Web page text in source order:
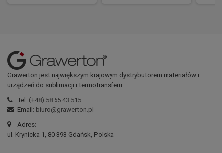
Grawerton jest największym krajowym dystrybutorem materiałów i
urządzeń do sublimacji i termotransferu.
Tel: (+48) 58 55 43 515
Email: biuro@grawerton.pl
Adres:
ul. Krynicka 1, 80-393 Gdańsk, Polska